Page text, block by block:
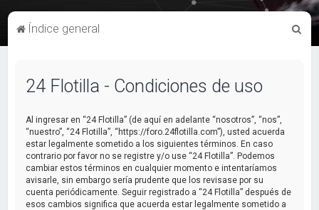
Índice general
24 Flotilla - Condiciones de uso
Al ingresar en “24 Flotilla” (de aquí en adelante “nosotros”, “nos”,
“nuestro”, “24 Flotilla”, “https://foro.24flotilla.com”), usted acuerda
estar legalmente sometido a los siguientes términos. En caso
contrario por favor no se registre y/o use “24 Flotilla”. Podemos
cambiar estos términos en cualquier momento e intentaríamos
avisarle, sin embargo sería prudente que los revisase por su
cuenta periódicamente. Seguir registrado a “24 Flotilla” después de
esos cambios significa que acuerda estar legalmente sometido a